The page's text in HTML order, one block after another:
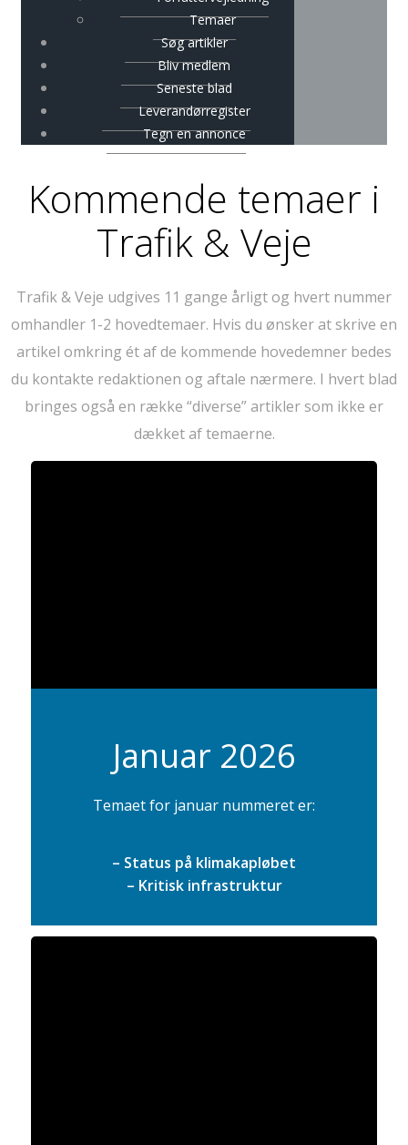
Temaer
Søg artikler
Bliv medlem
Seneste blad
Leverandørregister
Tegn en annonce
Kommende temaer i
Trafik & Veje
Trafik & Veje udgives 11 gange årligt og hvert nummer
omhandler 1-2 hovedtemaer. Hvis du ønsker at skrive en
artikel omkring ét af de kommende hovedemner bedes
du kontakte redaktionen og aftale nærmere. I hvert blad
bringes også en række “diverse” artikler som ikke er
dækket af temaerne.
Januar 2026
Temaet for januar nummeret er:
– Status på klimakapløbet
– Kritisk infrastruktur